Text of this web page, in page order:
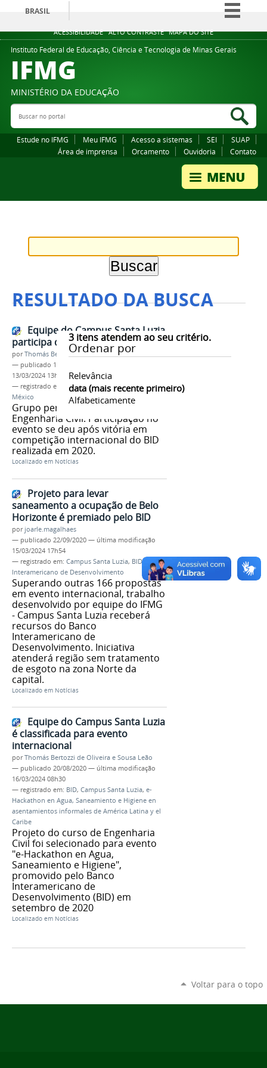
ACESSIBILIDADE ALTO CONTRASTE MAPA DO SITE
BRASIL
Simplifique!
Comunica BR
Legislação
Instituto Federal de Educação, Ciência e Tecnologia de Minas Gerais
IFMG
MINISTÉRIO DA EDUCAÇÃO
Buscar no portal
Estude no IFMG Meu IFMG Acesso a sistemas SEI
SUAP
Área de imprensa
Orcamento Ouvidoria Contato
RESULTADO DA BUSCA
3itens atendem ao seu critério.
Ordenar por
Relevância
data (mais recente primeiro)
Alfabeticamente
Equipe do Campus Santa Luzia
participa de bootcamp no México
porThomás Bertozzi de Oliveira e Sousa Leão
— publicado 15/07/2021
13/03/2024 13h11
— registrado em:
BID,Campus Santa Luzia
México
Grupo pertence ao curso de
Engenharia Civil. Participação no
evento se deu após vitória em
competição internacional do BID
realizada em 2020.
Localizado em Notícias
Projeto para levar
saneamento a ocupação de Belo
Horizonte é premiado pelo BID
por joarle.magalhaes
— publicado 22/09/2020 — última modificação
15/03/2024 17h54
— registrado em: Campus Santa Luzia, BID,
Banco
Interamericano de Desenvolvimento
Superando outras 166 propostas
em evento internacional, trabalho
desenvolvido por equipe do IFMG
- Campus Santa Luzia receberá
recursos do Banco
Interamericano de
Desenvolvimento. Iniciativa
atenderá região sem tratamento
de esgoto na zona Norte da
capital.
Localizado em Notícias
Equipe do Campus Santa Luzia
é classificada para evento
internacional
porThomás Bertozzi de Oliveira e Sousa Leão
— publicado 20/08/2020 — última modificação
16/03/2024 08h30
— registrado em: BID, Campus Santa Luzia, e-
Hackathon en Agua, Saneamiento e Higiene en
asentamientos informales de América Latina y el
Caribe
Projeto do curso de Engenharia
Civil foi selecionado para evento
"e-Hackathon en Agua,
Saneamiento e Higiene",
promovido pelo Banco
Interamericano de
Desenvolvimento (BID) em
setembro de 2020
Localizado em Notícias
Voltar para o topo